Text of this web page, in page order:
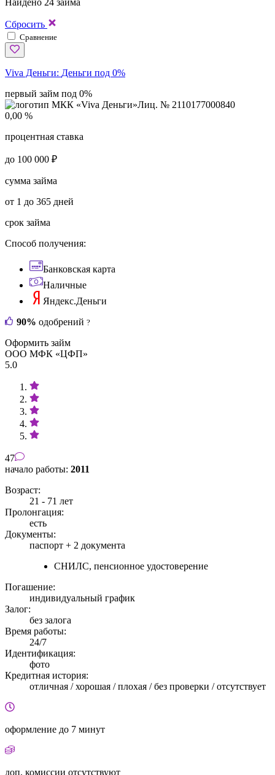
Сбросить
Сравнение
Viva Деньги: Деньги под 0%
первый займ под 0%
Лиц. № 2110177000840
0,00 %
процентная ставка
до 100 000 ₽
сумма займа
от 1 до 365 дней
срок займа
Способ получения:
Банковская карта
Наличные
Яндекс.Деньги
90% одобрений ?
Оформить займ
ООО МФК «ЦФП»
5.0
47
начало работы: 2011
Возраст:
21 - 71 лет
Пролонгация:
есть
Документы:
паспорт + 2 документа
СНИЛС, пенсионное удостоверение
Погашение:
индивидуальный график
Залог:
без залога
Время работы:
24/7
Идентификация:
фото
Кредитная история:
отличная / хорошая / плохая / без проверки / отсутствует
оформление до 7 минут
доп. комиссии отсутствуют